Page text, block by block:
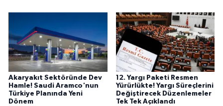
Akaryakıt Sektöründe Dev
Hamle! Saudi Aramco'nun
Türkiye Planında Yeni
Dönem
12. Yargı Paketi Resmen
Yürürlükte! Yargı Süreçlerini
Değiştirecek Düzenlemeler
Tek Tek Açıklandı